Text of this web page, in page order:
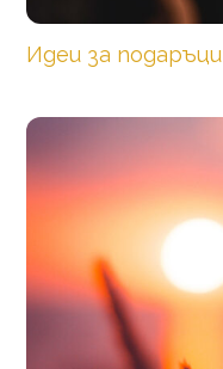
Идеи за подаръци